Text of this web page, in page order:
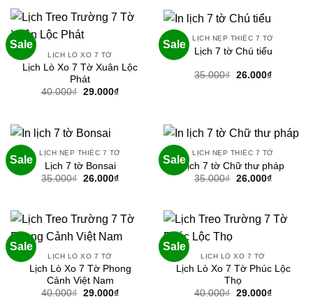
Sale
LỊCH LÒ XO 7 TỜ
Lịch Lò Xo 7 Tờ Xuân Lộc
Phát
40.000₫ Giá
29.000₫Giá
Sale
LỊCH NẸP THIẾC 7 TỜ
Lịch 7 tờ Chú tiểu
35.000₫ Giá
26.000₫Giá
Sale
LỊCH NẸP THIẾC 7 TỜ
Lịch 7 tờ Bonsai
35.000₫ Giá
26.000₫Giá
26.000₫.
Sale
LỊCH NẸP THIẾC 7 TỜ
Lịch 7 tờ Chữ thư pháp
35.000₫ Giá
26.000₫Giá
26.000₫.
Sale
LỊCH LÒ XO 7 TỜ
Lịch Lò Xo 7 Tờ Phong
Cảnh Việt Nam
40.000₫ Giá
29.000₫Giá
Sale
LỊCH LÒ XO 7 TỜ
Lịch Lò Xo 7 Tờ Phúc Lộc
Thọ
40.000₫ Giá
29.000₫Giá